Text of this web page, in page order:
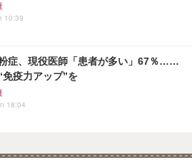
10:39
症、現役医師「患者が多い」67％……
免疫力アップ”を
18:04